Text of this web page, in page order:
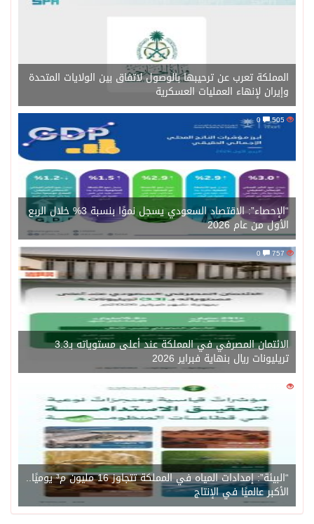
المملكة تعرب عن ترحيبها بالوصول لاتفاق بين الولايات المتحدة
وإيران لإنهاء العمليات العسكرية
505
“الإحصاء”: الاقتصاد السعودي يسجل نموًا بنسبة 3% خلال الربع
الأول من عام 2026
757
0
الائتمان المصرفي في المملكة عند أعلى مستوياته بـ3.3
تريليونات ريال بنهاية فبراير 2026
1450
“البيئة”: إمدادات المياه في المملكة تتجاوز 16 مليون م³ يوميًا..
الأكبر عالميًا في الإنتاج